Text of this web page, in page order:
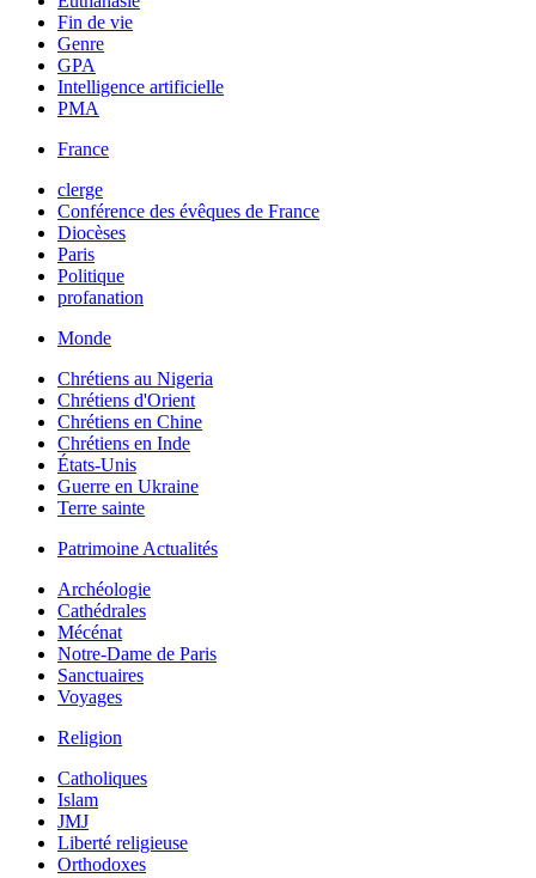
Fin de vie
Genre
GPA
Intelligence artificielle
PMA
France
clerge
Conférence des évêques de France
Diocèses
Paris
Politique
profanation
Monde
Chrétiens au Nigeria
Chrétiens d'Orient
Chrétiens en Chine
Chrétiens en Inde
États-Unis
Guerre en Ukraine
Terre sainte
Patrimoine Actualités
Archéologie
Cathédrales
Mécénat
Notre-Dame de Paris
Sanctuaires
Voyages
Religion
Catholiques
Islam
JMJ
Liberté religieuse
Orthodoxes